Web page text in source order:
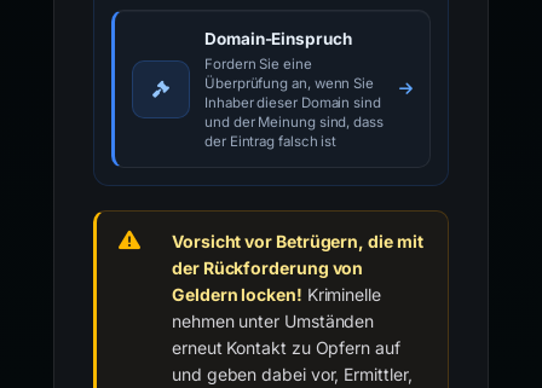
Domain-Einspruch
Fordern Sie eine
Überprüfung an, wenn Sie
Inhaber dieser Domain sind
und der Meinung sind, dass
der Eintrag falsch ist
Vorsicht vor Betrügern, die mit
der Rückforderung von
Geldern locken! Kriminelle
nehmen unter Umständen
erneut Kontakt zu Opfern auf
und geben dabei vor, Ermittler,